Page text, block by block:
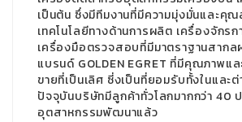
เป็นต้น ซึ่งมีทีมงานที่มีความมุ่งมั่นและคุ
เทคโนโลยีทางด้านการผลิต เครื่องจักร
เครื่องมือตรวจสอบที่มีมาตราฐานสาก
แบรนด์ GOLDEN EGRET ที่มีคุณภาพแ
ขายที่เป็นเลิศ ซี่งเป็นที่ยอมรับทั้งในและต่
ปัจจุบันบริษัทมีลูกค้าทั่วโลกมากกว่า 40
อุตสาหกรรมพัฒนาแล้ว